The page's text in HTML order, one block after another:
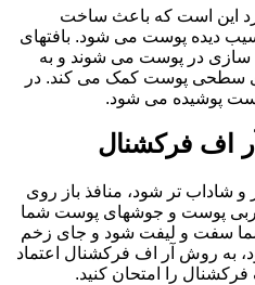
این است که باعث ساخت
دیده پوست می شود. بافتهای
سازی در پوست می شوند و به
سطحی پوست کمک می کند. در
پوشیده می شود.
اف فرکشنال
و شاداب تر شود، منافذ باز روی
پوست و جوشهای پوست شما
سفت و لیفت شود و جای زخم
به روش آر اف فرکشنال اعتماد
را امتحان کنید.